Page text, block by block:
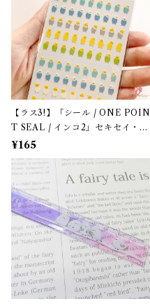
【ラス3!】「シール / ONE POIN
T SEAL / インコ2」セキセイ・オ
カメインコのミニミニ・ワンポイ
ントシール / マインドウェイブ＊
カラフル【生産終了・残り僅か!】
¥165